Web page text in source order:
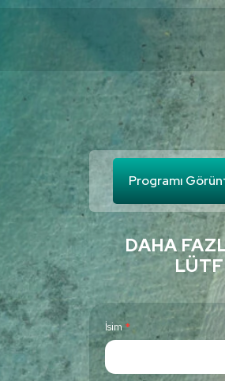
Programı
DAHA
C
o
n
İsim*